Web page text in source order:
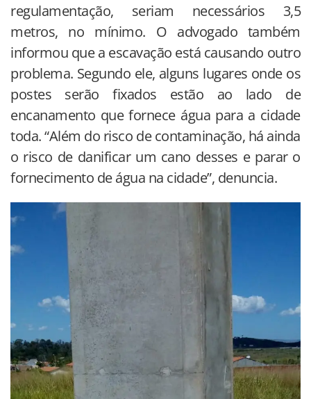
regulamentação, seriam necessários 3,5
metros, no mínimo. O advogado também
informou que a escavação está causando outro
problema. Segundo ele, alguns lugares onde os
postes serão fixados estão ao lado de
encanamento que fornece água para a cidade
toda. “Além do risco de contaminação, há ainda
o risco de danificar um cano desses e parar o
fornecimento de água na cidade”, denuncia.